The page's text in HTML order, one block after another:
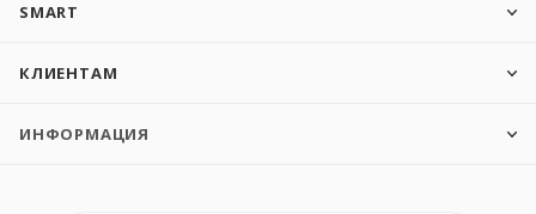
SMART
КЛИЕНТАМ
ИНФОРМАЦИЯ